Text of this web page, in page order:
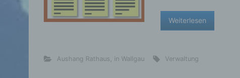
Weiterlesen
Aushang Rathaus in Wallgau Verwaltung